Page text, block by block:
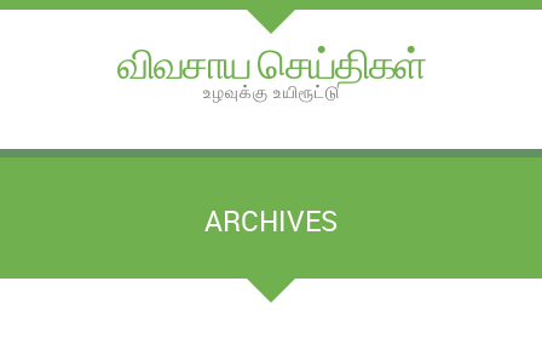
விவசாய செய்திகள்
உழவுக்கு உயிரூட்டு
ARCHIVES